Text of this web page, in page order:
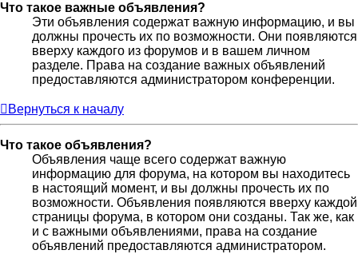
Что такое важные объявления?
Эти объявления содержат важную информацию, и вы
должны прочесть их по возможности. Они появляются
вверху каждого из форумов и в вашем личном
разделе. Права на создание важных объявлений
предоставляются администратором конференции.
Вернуться к началу
Что такое объявления?
Объявления чаще всего содержат важную
информацию для форума, на котором вы находитесь
в настоящий момент, и вы должны прочесть их по
возможности. Объявления появляются вверху каждой
страницы форума, в котором они созданы. Так же, как
и с важными объявлениями, права на создание
объявлений предоставляются администратором.